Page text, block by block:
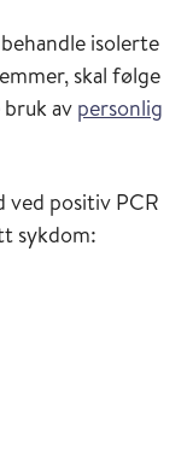
isolerte
skal følge
av personlig
ved positiv PCR
sykdom: